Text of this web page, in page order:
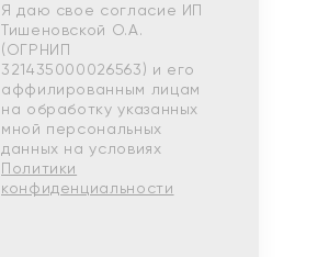
Я даю свое согласие ИП
Тишеновской О.А.
(ОГРНИП
321435000026563) и его
аффилированным лицам
на обработку указанных
мной персональных
данных на условиях
Политики
конфиденциальности